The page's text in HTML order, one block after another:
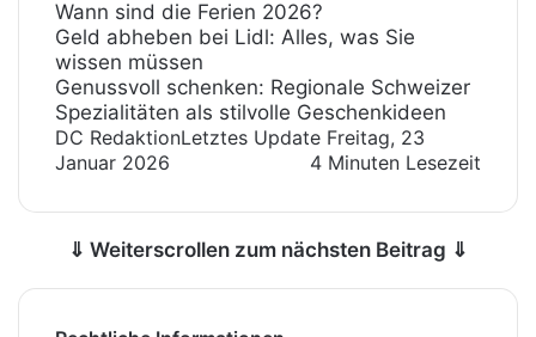
Wann sind die Ferien 2026?
Geld abheben bei Lidl: Alles, was Sie
wissen müssen
Genussvoll schenken: Regionale Schweizer
Spezialitäten als stilvolle Geschenkideen
DC RedaktionLetztes Update Freitag, 23
Januar 2026
4 Minuten Lesezeit
⇓ Weiterscrollen zum nächsten Beitrag ⇓